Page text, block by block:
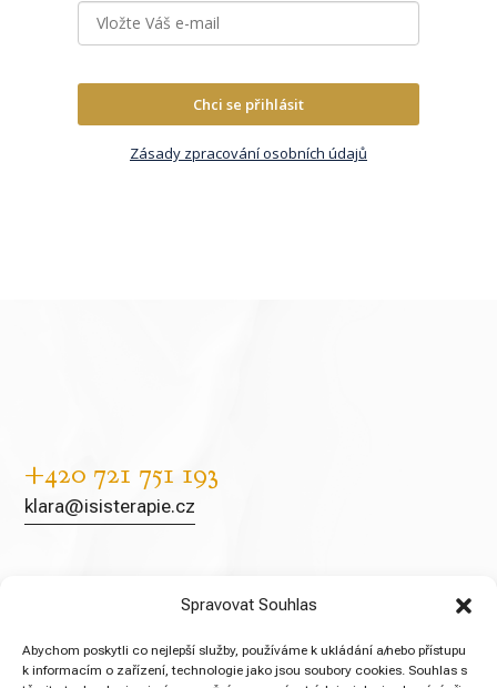
Spravovat Souhlas
Abychom poskytli co nejlepší služby, používáme k ukládání a/nebo přístupu
k informacím o zařízení, technologie jako jsou soubory cookies. Souhlas s
Chci se přihlásit
Zásady zpracování osobních údajů
+420 721 751 193
klara@isisterapie.cz
Sociální sítě